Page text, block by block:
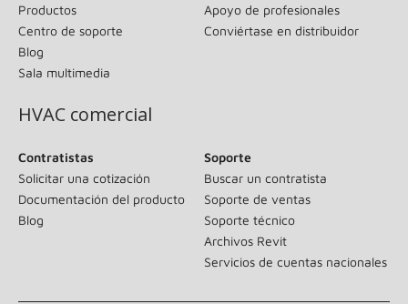
Productos
Centro de soporte
Blog
Sala multimedia
Apoyo de profesionales
Conviértase en distribuidor
HVAC comercial
Contratistas
Solicitar una cotización
Documentación del producto
Blog
Soporte
Buscar un contratista
Soporte de ventas
Soporte técnico
Archivos Revit
Servicios de cuentas nacionales